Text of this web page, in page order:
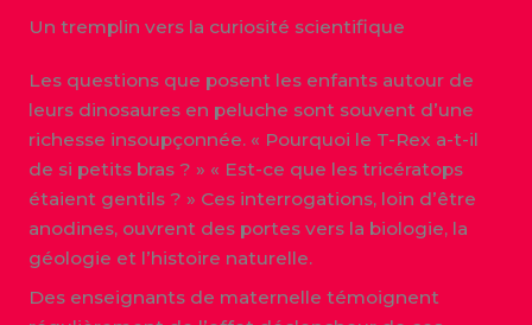
Un tremplin vers la curiosité scientifique
Les questions que posent les enfants autour de
leurs dinosaures en peluche sont souvent d’une
richesse insoupçonnée. « Pourquoi le T-Rex a-t-il
de si petits bras ? » « Est-ce que les tricératops
étaient gentils ? » Ces interrogations, loin d’être
anodines, ouvrent des portes vers la biologie, la
géologie et l’histoire naturelle.
Des enseignants de maternelle témoignent